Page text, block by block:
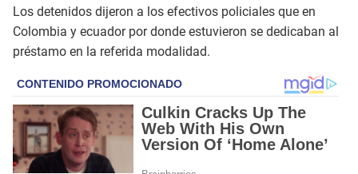
Los detenidos dijeron a los efectivos policiales que en
Colombia y ecuador por donde estuvieron se dedicaban al
préstamo en la referida modalidad.